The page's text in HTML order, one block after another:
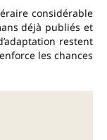
considérable
déjà publiés et
restent
les chances